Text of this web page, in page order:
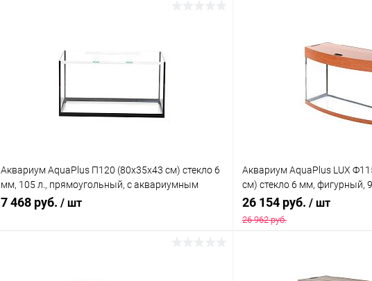
Аквариум AquaPlus П120 (80х35х43 см) стекло 6
мм, 105 л., прямоугольный, с аквариумным
ковриком
7 468 руб. / шт
Аквариум AquaPlus LUX
см) стекло 6 мм, фигурный,
2х18Вт, аквар. коврик
26 154 руб. / шт
26 962 руб.